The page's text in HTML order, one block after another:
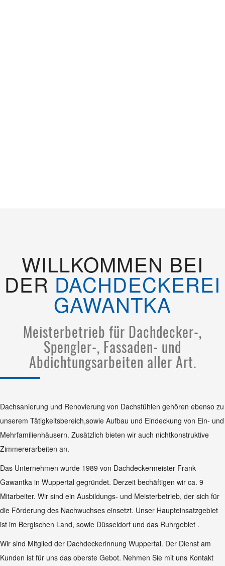
WILLKOMMEN BEI
DER DACHDECKEREI
GAWANTKA
Meisterbetrieb für Dachdecker-,
Spengler-, Fassaden- und
Abdichtungsarbeiten aller Art.
Dachsanierung und Renovierung von Dachstühlen gehören ebenso zu
unserem Tätigkeitsbereich,sowie Aufbau und Eindeckung von Ein- und
Mehrfamilienhäusern. Zusätzlich bieten wir auch nichtkonstruktive
Zimmererarbeiten an.
Das Unternehmen wurde 1989 von Dachdeckermeister Frank
Gawantka in Wuppertal gegründet. Derzeit bechäftigen wir ca. 9
Mitarbeiter. Wir sind ein Ausbildungs- und Meisterbetrieb, der sich für
die Förderung des Nachwuchses einsetzt. Unser Haupteinsatzgebiet
ist im Bergischen Land, sowie Düsseldorf und das Ruhrgebiet .
Wir sind Mitglied der Dachdeckerinnung Wuppertal. Der Dienst am
Kunden ist für uns das oberste Gebot. Nehmen Sie mit uns Kontakt